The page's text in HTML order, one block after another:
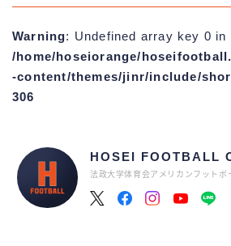
Warning: Undefined array key 0 in
/home/hoseiorange/
-content/themes/jinr/include/
306
HOSEI FOOTBALL
法政大学体育会アメリカンフットボ